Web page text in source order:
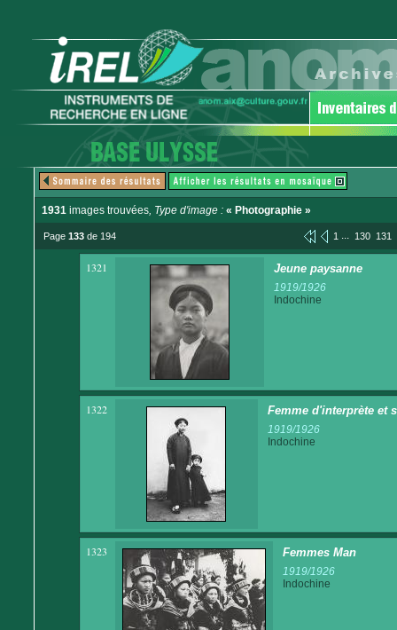
1931 images trouvées, Type d'image : « Photographie »
Page 133 de 194 1 ... 130 131
1321 Jeune paysanne
1919/1926
Indochine
1322 Femme d'interprète et
1919/1926
Indochine
1323 Femmes Man
1919/1926
Indochine